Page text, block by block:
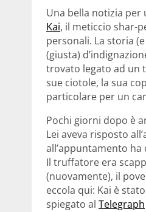
Una bella notizia per
Kai, il meticcio shar-
personali. La storia
(giusta)
trovato legato ad un
sue ciotole, la sua
particolare per un
Pochi giorni dopo è
Lei aveva risposto
all’appuntamento
Il truffatore era
(nuovamente), il
eccola qui: Kai è
spiegato al Telegraph